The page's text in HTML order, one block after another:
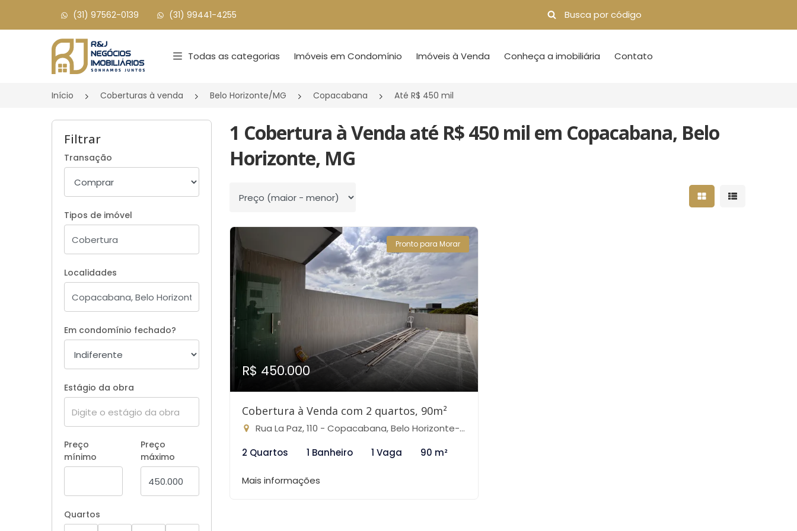
(31) 97562-0139 (31) 99441-4255
Página inicial
Todas as categorias Imóveis em Condomínio Imóveis à Venda Conheça a imobiliária Contato
Início Coberturas à venda Belo Horizonte/MG Copacabana Até R$ 450 mil
Filtrar
Transação
Tipos de imóvel
Localidades
Em condomínio fechado?
Estágio da obra
Preço
mínimo
Preço
máximo
Quartos
1 Cobertura à Venda até R$ 450 mil em Copacabana, Belo
Horizonte, MG
Ordenar por Mostrar resultados
Mostrar
Pronto para Morar
R$ 450.000
Cobertura à Venda com 2 quartos, 90m²
Rua La Paz, 110 - Copacabana, Belo Horizonte-MG
2 Quartos
1 Banheiro 1 Vaga 90 m²
Mais informações